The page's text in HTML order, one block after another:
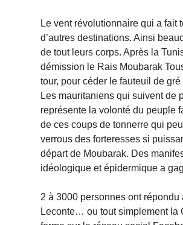
Le vent révolutionnaire qui a fait
d’autres destinations. Ainsi
de tout leurs corps. Après la
démission le Rais Moubarak
tour, pour céder le fauteuil de gré
Les mauritaniens qui suivent de
représente la volonté du peuple
de ces coups de tonnerre qui
verrous des forteresses si
départ de Moubarak. Des
idéologique et épidermique a
2 à 3000 personnes ont
Leconte… ou tout simplement la